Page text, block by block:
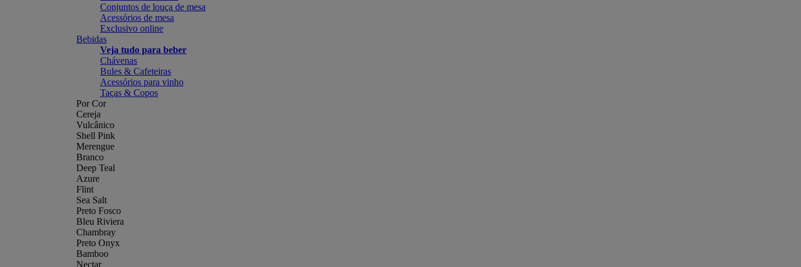
Conjuntos de louça de mesa
Acessórios de mesa
Exclusivo online
Bebidas
Veja tudo para beber
Chávenas
Bules & Cafeteiras
Acessórios para vinho
Taças & Copos
Por Cor
Cereja
Vulcânico
Shell Pink
Merengue
Branco
Deep Teal
Azure
Flint
Sea Salt
Preto Fosco
Bleu Riviera
Chambray
Preto Onyx
Bamboo
Nectar